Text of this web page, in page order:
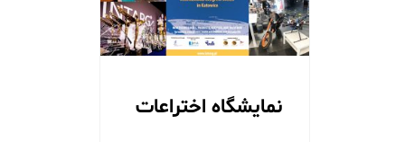
نمایشگاه اختراعات